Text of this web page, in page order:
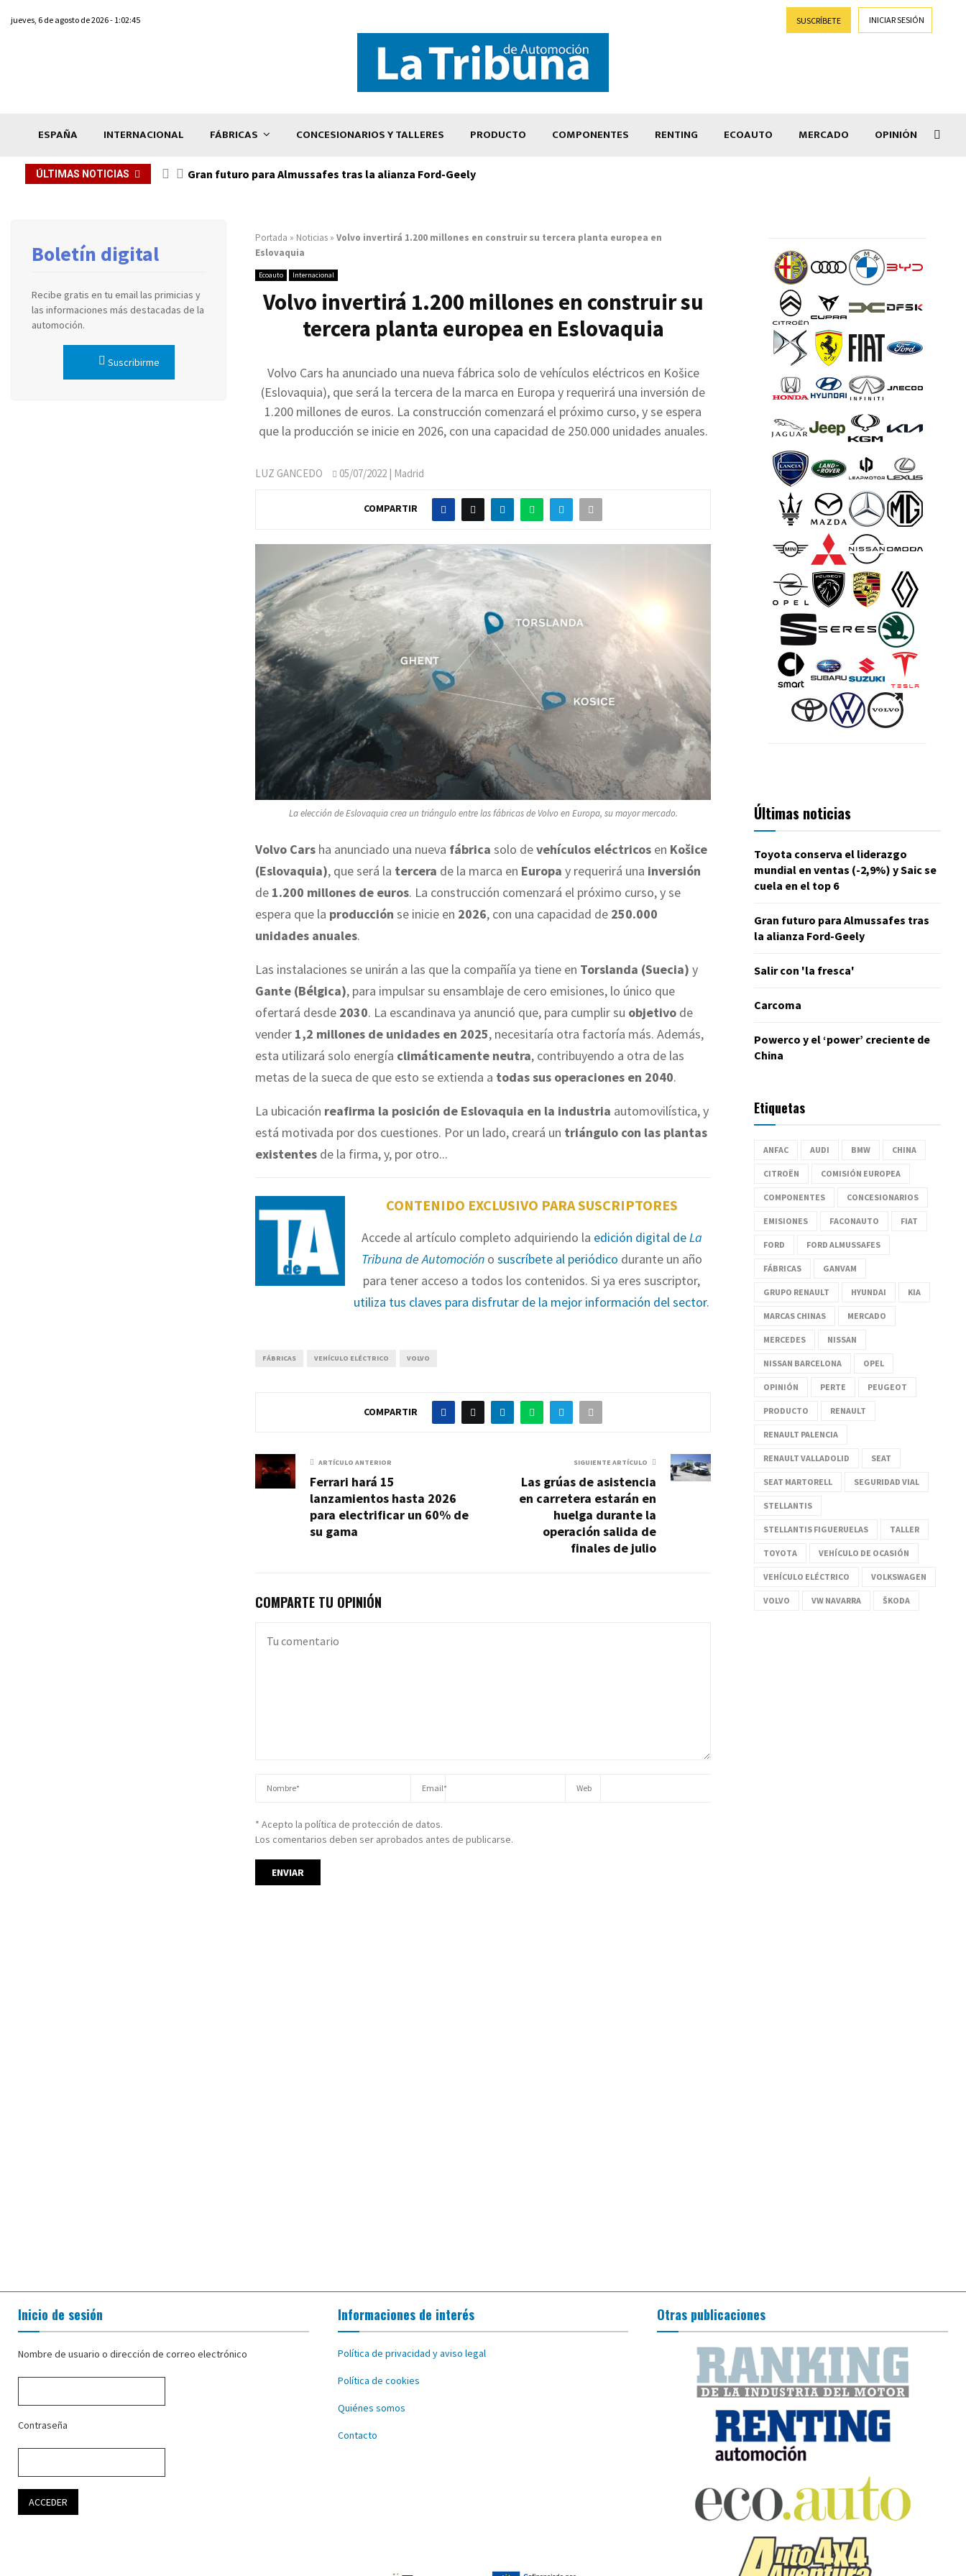
jueves, 6 de agosto de 2026 - 1:02:45 SUSCRÍBETE INICIAR SESIÓN
ESPAÑA INTERNACIONAL FÁBRICAS CONCESIONARIOS Y TALLERES PRODUCTO COMPONENTES RENTING ECOAUTO MERCADO OPINIÓN
ÚLTIMAS NOTICIAS Gran futuro para Almussafes tras la alianza Ford-Geely
Portada » Noticias » Volvo invertirá 1.200 millones en construir su tercera planta europea en
Eslovaquia
Ecoauto Internacional
Volvo invertirá 1.200 millones en construir su
tercera planta europea en Eslovaquia
Volvo Cars ha anunciado una nueva fábrica solo de vehículos eléctricos en Košice
(Eslovaquia), que será la tercera de la marca en Europa y requerirá una inversión de
1.200 millones de euros. La construcción comenzará el próximo curso, y se espera
que la producción se inicie en 2026, con una capacidad de 250.000 unidades anuales.
LUZ GANCEDO 05/07/2022 | Madrid
COMPARTIR
La elección de Eslovaquia crea un triángulo entre las fábricas de Volvo en Europa, su mayor mercado.
Volvo Cars ha anunciado una nueva fábrica solo devehículos eléctricos en Košice
(Eslovaquia), que será la tercera de la marca en Europa y requerirá una inversión
de 1.200 millones de euros. La construcción comenzará el próximo curso, y se
espera que la producción se inicie en 2026, con una capacidad de 250.000
unidades anuales.
Las instalaciones se unirán a las que la compañía ya tiene en Torslanda (Suecia) y
Gante (Bélgica), para impulsar su ensamblaje de cero emisiones, lo único que
ofertará desde 2030. La escandinava ya anunció que, para cumplir su objetivo de
vender 1,2 millones de unidades en 2025, necesitaría otra factoría más. Además,
esta utilizará solo energía climáticamente neutra, contribuyendo a otra de las
metas de la sueca de que esto se extienda a todas sus operaciones en 2040.
La ubicación reafirma la posición de Eslovaquia en la industria automovilística, y
está motivada por dos cuestiones. Por un lado, creará un triángulo con las plantas
existentes de la firma, y, por otro...
CONTENIDO EXCLUSIVO PARA SUSCRIPTORES
Accede al artículo completo adquiriendo la edición digital deLa
Tribuna de Automocióno suscríbete al periódico durante un año
para tener acceso a todos los contenidos. Si ya eres suscriptor,
utiliza tus claves para disfrutar de la mejor información del sector.
FÁBRICAS VEHÍCULO ELÉCTRICO VOLVO
COMPARTIR
ARTÍCULO ANTERIOR
Ferrari hará 15
lanzamientos hasta 2026
para electrificar un 60% de
su gama
SIGUIENTE ARTÍCULO
Las grúas de asistencia
en carretera estarán en
huelga durante la
operación salida de
finales de julio
COMPARTE TU OPINIÓN
* Acepto la política de protección de datos.
Los comentarios deben ser aprobados antes de publicarse.
Boletín digital
Recibe gratis en tu email las primicias y
las informaciones más destacadas de la
automoción.
Suscribirme
Últimas noticias
Toyota conserva el liderazgo
mundial en ventas (-2,9%) y Saic se
cuela en el top 6
Gran futuro para Almussafes tras
la alianza Ford-Geely
Salir con 'la fresca'
Carcoma
Powerco y el ‘power’ creciente de
China
Etiquetas
ANFAC AUDI BMW CHINA
CITROËN COMISIÓN EUROPEA
COMPONENTES CONCESIONARIOS
EMISIONES FACONAUTO FIAT
FORD FORD ALMUSSAFES
FÁBRICAS GANVAM
GRUPO RENAULT HYUNDAI KIA
MARCAS CHINAS MERCADO
MERCEDES NISSAN
NISSAN BARCELONA OPEL
OPINIÓN PERTE PEUGEOT
PRODUCTO RENAULT
RENAULT PALENCIA
RENAULT VALLADOLID SEAT
SEAT MARTORELL SEGURIDAD VIAL
STELLANTIS
STELLANTIS FIGUERUELAS TALLER
TOYOTA VEHÍCULO DE OCASIÓN
VEHÍCULO ELÉCTRICO VOLKSWAGEN
VOLVO VW NAVARRA ŠKODA
Inicio de sesión
Nombre de usuario o dirección de correo electrónico
Contraseña
Informaciones de interés
Política de privacidad y aviso legal
Política de cookies
Quiénes somos
Contacto
Otras publicaciones